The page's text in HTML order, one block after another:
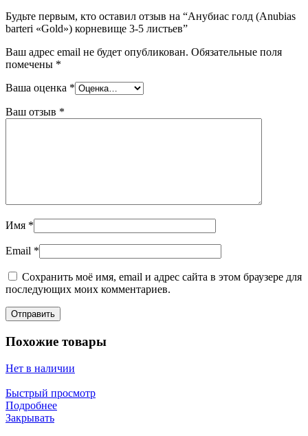
Будьте первым, кто оставил отзыв на “Анубиас голд (Anubias
barteri «Gold») корневище 3-5 листьев”
Ваш адрес email не будет опубликован. Обязательные поля
помечены *
Ваша оценка *
Ваш отзыв *
Имя *
Email *
Сохранить моё имя, email и адрес сайта в этом браузере для
последующих моих комментариев.
Похожие товары
Нет в наличии
Быстрый просмотр
Подробнее
Закрывать